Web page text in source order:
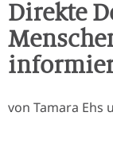
Direkte
von Tamara Ehs